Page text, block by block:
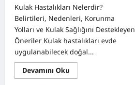
Kulak Hastalıkları Nelerdir?
Belirtileri, Nedenleri, Korunma
Yolları ve Kulak Sağlığını Destekleyen
Öneriler Kulak hastalıkları evde
uygulanabilecek doğal...
Devamını Oku
more